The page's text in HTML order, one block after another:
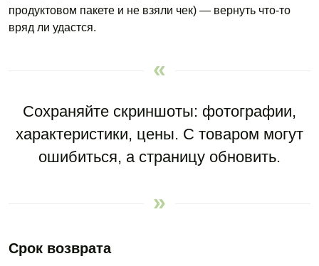
продуктовом пакете и не взяли чек) — вернуть что-то
вряд ли удастся.
Сохраняйте скриншоты: фотографии,
характеристики, цены. С товаром могут
ошибиться, а страницу обновить.
Срок возврата